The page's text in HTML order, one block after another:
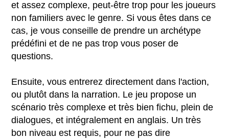
et assez complexe, peut-être trop pour les joueurs
non familiers avec le genre. Si vous êtes dans ce
cas, je vous conseille de prendre un archétype
prédéfini et de ne pas trop vous poser de
questions.
Ensuite, vous entrerez directement dans l'action,
ou plutôt dans la narration. Le jeu propose un
scénario très complexe et très bien fichu, plein de
dialogues, et intégralement en anglais. Un très
bon niveau est requis, pour ne pas dire